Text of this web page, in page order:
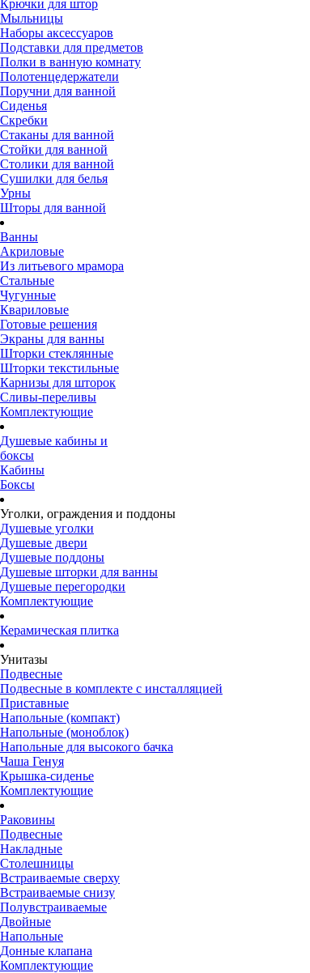
Крючки для штор
Мыльницы
Наборы аксессуаров
Подставки для предметов
Полки в ванную комнату
Полотенцедержатели
Поручни для ванной
Сиденья
Скребки
Стаканы для ванной
Стойки для ванной
Столики для ванной
Сушилки для белья
Урны
Шторы для ванной
Ванны
Акриловые
Из литьевого мрамора
Стальные
Чугунные
Квариловые
Готовые решения
Экраны для ванны
Шторки стеклянные
Шторки текстильные
Карнизы для шторок
Сливы-переливы
Комплектующие
Душевые кабины и
боксы
Кабины
Боксы
Уголки, ограждения и поддоны
Душевые уголки
Душевые двери
Душевые поддоны
Душевые шторки для ванны
Душевые перегородки
Комплектующие
Керамическая плитка
Унитазы
Подвесные
Подвесные в комплекте с инсталляцией
Приставные
Напольные (компакт)
Напольные (моноблок)
Напольные для высокого бачка
Чаша Генуя
Крышка-сиденье
Комплектующие
Раковины
Подвесные
Накладные
Столешницы
Встраиваемые сверху
Встраиваемые снизу
Полувстраиваемые
Двойные
Напольные
Донные клапана
Комплектующие